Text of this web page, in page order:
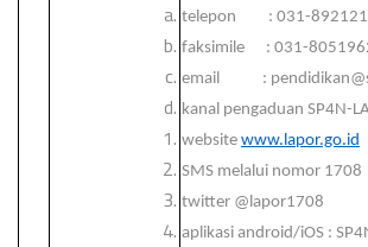
telepon : 031-
faksimile : 031-
email :
kanal pengaduan SP4N-
website www.lapor.go.id
SMS melalui nomor 1708
twitter @lapor1708
aplikasi android/iOS :